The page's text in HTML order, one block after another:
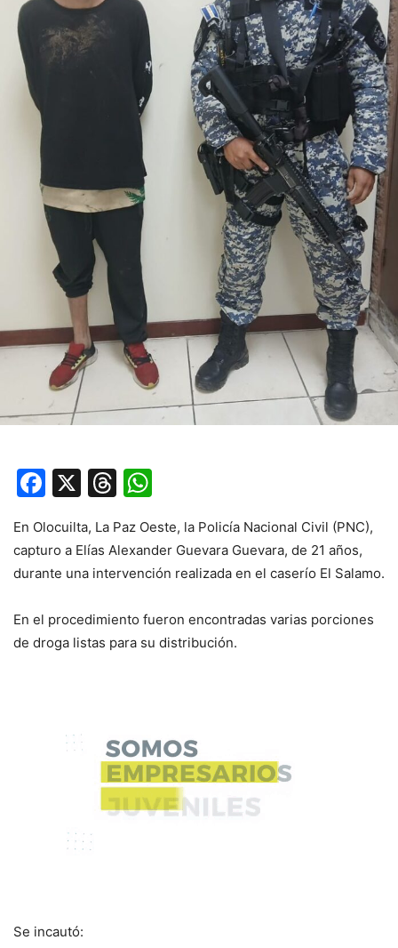
Facebook
X Threads
En Olocuilta, La Paz Oeste, la Policía Nacional Civil (PNC),
capturo a Elías Alexander Guevara Guevara, de 21 años,
durante una intervención realizada en el caserío El Salamo.
En el procedimiento fueron encontradas varias porciones
de droga listas para su distribución.
Se incautó: